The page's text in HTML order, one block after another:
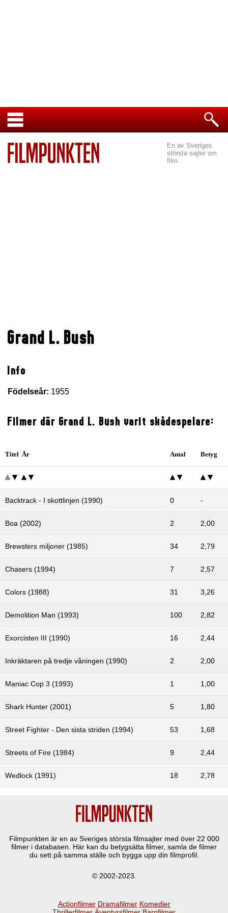
En av Sveriges
största sajter om
film.
Grand L. Bush
Info
Födelseår: 1955
Filmer där Grand L. Bush varit skådespelare:
Titel År Antal Betyg
Backtrack - I skottlinjen (1990) 0 -
Boa (2002) 2 2,00
Brewsters miljoner (1985) 34 2,79
Chasers (1994) 7 2,57
Colors (1988) 31 3,26
Demolition Man (1993) 100 2,82
Exorcisten III (1990) 16 2,44
Inkräktaren på tredje våningen (1990) 2 2,00
Maniac Cop 3 (1993) 1 1,00
Shark Hunter (2001) 5 1,80
Street Fighter - Den sista striden (1994) 53 1,68
Streets of Fire (1984) 9 2,44
Wedlock (1991) 18 2,78
Filmpunkten är en av Sveriges största filmsajter med över 22 000
filmer i databasen. Här kan du betygsätta filmer, samla de filmer
du sett på samma ställe och bygga upp din filmprofil.
© 2002-2023.
Actionfilmer Dramafilmer Komedier